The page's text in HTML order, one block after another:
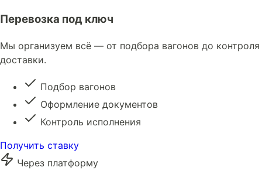
Перевозка под ключ
Мы организуем всё — от подбора вагонов до контроля
доставки.
Подбор вагонов
Оформление документов
Контроль исполнения
Получить ставку
Через платформу